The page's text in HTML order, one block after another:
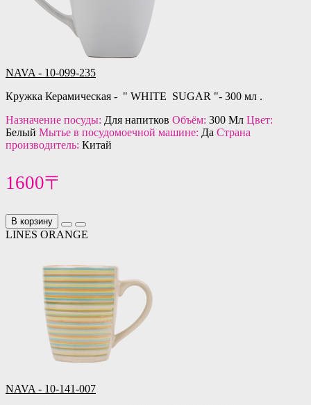
NAVA - 10-099-235
Кружка Керамическая - " WHITE SUGAR "- 300 мл .
Назначение посуды: Для напитков Объём: 300 Мл Цвет:
Белый Мытье в посудомоечной машине: Да Страна
производитель: Китай
1600〒
В корзину
LINES ORANGE
NAVA - 10-141-007